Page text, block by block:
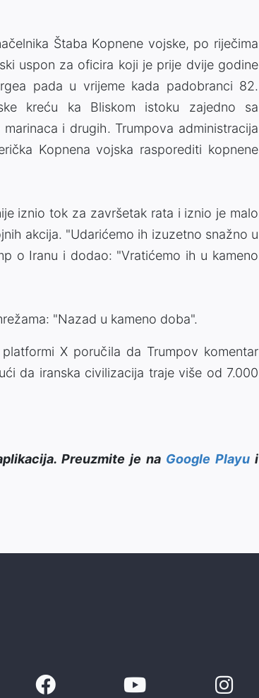
Štaba Kopnene vojske, po riječima
uspon za oficira koji je prije dvije godine
pada u vrijeme kada padobranci 82.
kreću ka Bliskom istoku zajedno sa
i drugih. Trumpova administracija
Kopnena vojska rasporediti kopnene
iznio tok za završetak rata i iznio je malo
akcija. "Udarićemo ih izuzetno snažno u
o Iranu i dodao: "Vratićemo ih u kameno
"Nazad u kameno doba".
X poručila da Trumpov komentar
da iranska civilizacija traje više od 7.000
Preuzmite je na Google Playui